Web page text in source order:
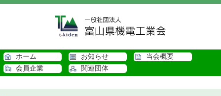
ホーム お知らせ
当会概要
会員企業
関連団体